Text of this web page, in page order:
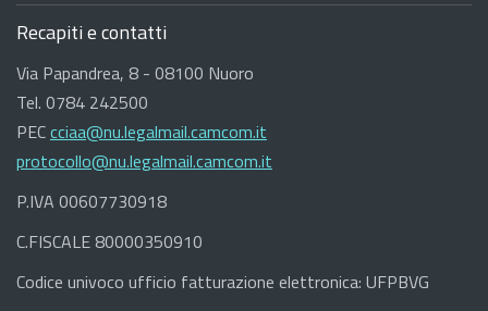
Recapiti e contatti
Via Papandrea, 8 - 08100 Nuoro
Tel. 0784 242500
PECcciaa@nu.legalmail.camcom.it
protocollo@nu.legalmail.camcom.it
P.IVA 00607730918
C.FISCALE 80000350910
Codice univoco ufficio fatturazione elettronica: UFPBVG